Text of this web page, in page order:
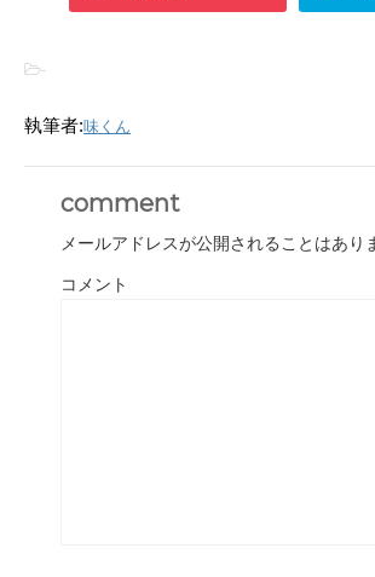
-
執筆者:味くん
comment
メールアドレスが公開されることはあり
コメント